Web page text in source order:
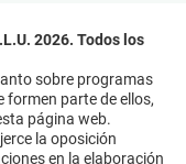
2026. Todos los
sobre programas
formen parte de ellos,
página web.
la oposición
en la elaboración